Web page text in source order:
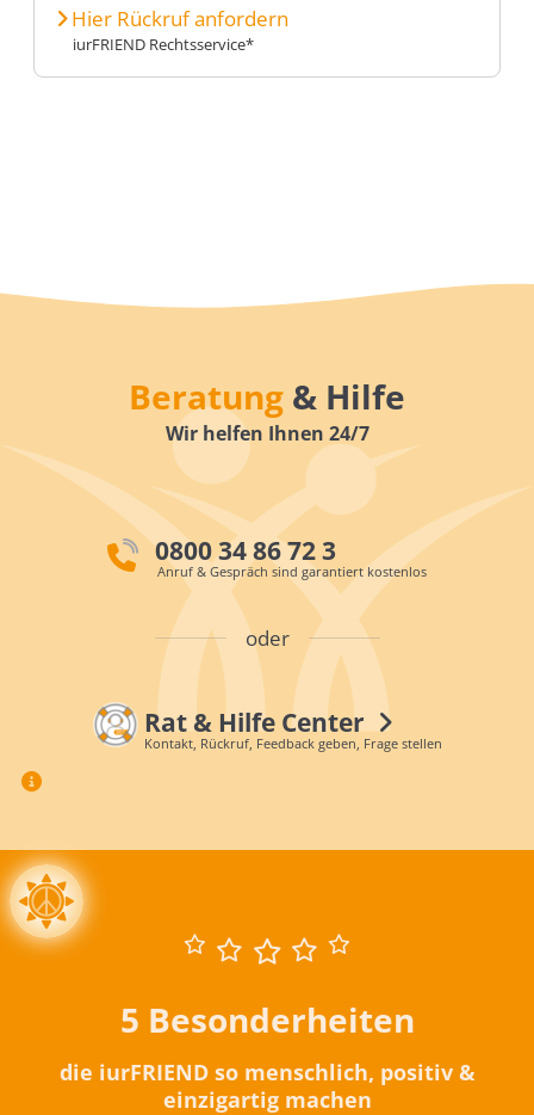
Hier Rückruf anfordern
iurFRIEND Rechtsservice*
Beratung & Hilfe
Wir helfen Ihnen 24/7
0800 34 86 72 3
Anruf & Gespräch sind garantiert kostenlos
oder
Rat & Hilfe Center
Kontakt, Rückruf, Feedback geben, Frage stellen
5 Besonderheiten
die iurFRIEND so menschlich, positiv &
einzigartig machen